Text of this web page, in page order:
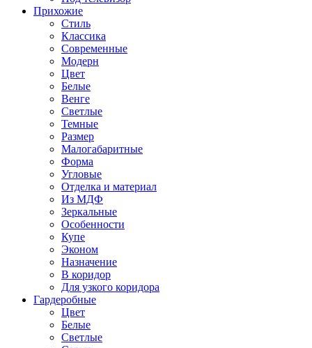
Прихожие
Стиль
Классика
Современные
Модерн
Цвет
Белые
Венге
Светлые
Темные
Размер
Малогабаритные
Форма
Угловые
Отделка и материал
Из МДФ
Зеркальные
Особенности
Купе
Эконом
Назначение
В коридор
Для узкого коридора
Гардеробные
Цвет
Белые
Светлые